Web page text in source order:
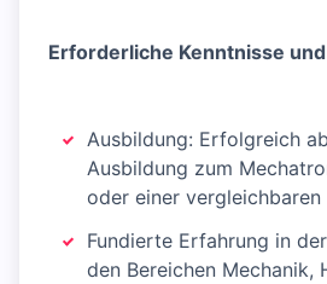
Erforderliche Kenntnisse
Ausbildung: Erfolgreich
Ausbildung zum
oder einer
Fundierte Erfahrung in
den Bereichen Mechanik,